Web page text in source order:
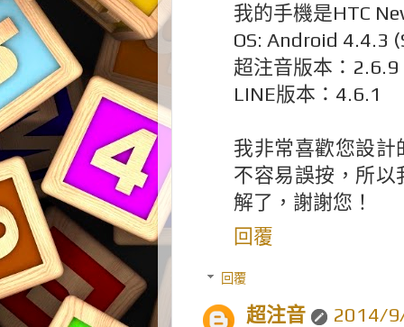
我的手機是HTC
OS: Android 4.4.3
超注音版本：2.6.9
LINE版本：4.6.1
我非常喜歡您設
不容易誤按，所
解了，謝謝您！
回覆
回覆
超注音 2014/